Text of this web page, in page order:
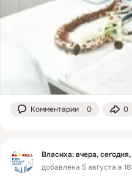
Комментарии 0 0
Власиха: вчера, сегодня,
добавлена 5 августа в